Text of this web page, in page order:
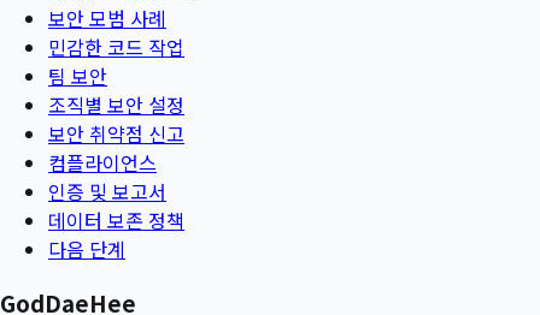
보안 모범 사례
민감한 코드 작업
팀 보안
조직별 보안 설정
보안 취약점 신고
컴플라이언스
인증 및 보고서
데이터 보존 정책
다음 단계
GodDaeHee